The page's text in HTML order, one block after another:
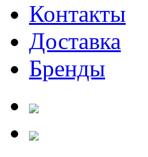
Контакты
Доставка
Бренды